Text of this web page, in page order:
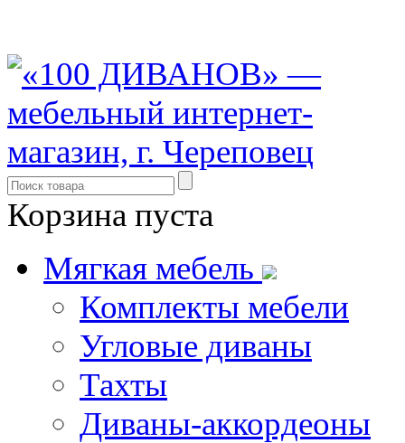
Корзина пуста
Мягкая мебель
Комплекты мебели
Угловые диваны
Тахты
Диваны-аккордеоны